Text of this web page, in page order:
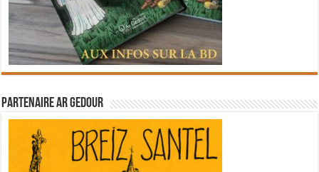
Partenaire Ar Gedour